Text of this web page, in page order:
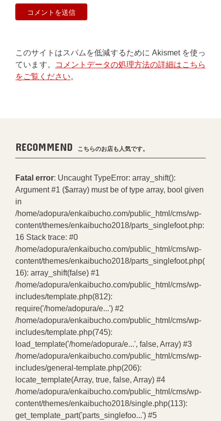
このサイトはスパムを低減するために Akismet を使っ
ています。
コメントデータの処理方法の詳細はこちら
をご覧ください。
RECOMMEND こちらのお店も人気です。
Fatal error: Uncaught TypeError: array_shift():
Argument #1 ($array) must be of type array, bool given
in
/home/adopura/enkaibucho.com/public_html/cms/wp-
content/themes/enkaibucho2018/parts_singlefoot.php:
16 Stack trace: #0
/home/adopura/enkaibucho.com/public_html/cms/wp-
content/themes/enkaibucho2018/parts_singlefoot.php(
16): array_shift(false) #1
/home/adopura/enkaibucho.com/public_html/cms/wp-
includes/template.php(812):
require('/home/adopura/e...') #2
/home/adopura/enkaibucho.com/public_html/cms/wp-
includes/template.php(745):
load_template('/home/adopura/e...', false, Array) #3
/home/adopura/enkaibucho.com/public_html/cms/wp-
includes/general-template.php(206):
locate_template(Array, true, false, Array) #4
/home/adopura/enkaibucho.com/public_html/cms/wp-
content/themes/enkaibucho2018/single.php(113):
get_template_part('parts_singlefoo...') #5